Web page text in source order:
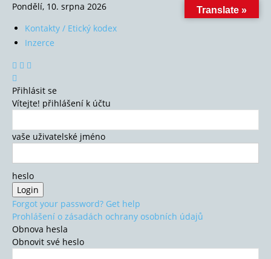
Pondělí, 10. srpna 2026
Kontakty / Etický kodex
Inzerce
Přihlásit se
Vítejte! přihlášení k účtu
vaše uživatelské jméno
heslo
Forgot your password? Get help
Prohlášení o zásadách ochrany osobních údajů
Obnova hesla
Obnovit své heslo
Translate »